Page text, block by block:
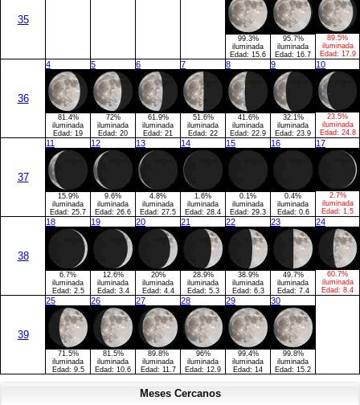
35
99.3%
iluminada
Edad: 15.6
95.7%
iluminada
Edad: 16.7
89.5%
iluminada
Edad: 17.9
36
4
81.4%
iluminada
Edad: 19
5
72%
iluminada
Edad: 20
6
61.9%
iluminada
Edad: 21
7
51.6%
iluminada
Edad: 22
8
41.6%
iluminada
Edad: 22.9
9
32.1%
iluminada
Edad: 23.9
10
23.5%
iluminada
Edad: 24.8
37
11
15.9%
iluminada
Edad: 25.7
12
9.6%
iluminada
Edad: 26.6
13
4.8%
iluminada
Edad: 27.5
14
1.6%
iluminada
Edad: 28.4
15
0.1%
iluminada
Edad: 29.3
16
0.4%
iluminada
Edad: 0.6
17
2.7%
iluminada
Edad: 1.5
38
18
6.7%
iluminada
Edad: 2.5
19
12.6%
iluminada
Edad: 3.4
20
20%
iluminada
Edad: 4.4
21
28.9%
iluminada
Edad: 5.3
22
38.9%
iluminada
Edad: 6.3
23
49.7%
iluminada
Edad: 7.4
24
60.7%
iluminada
Edad: 8.4
39
25
71.5%
iluminada
Edad: 9.5
26
81.5%
iluminada
Edad: 10.6
27
89.8%
iluminada
Edad: 11.7
28
96%
iluminada
Edad: 12.9
29
99.4%
iluminada
Edad: 14
30
99.8%
iluminada
Edad: 15.2
Meses Cercanos